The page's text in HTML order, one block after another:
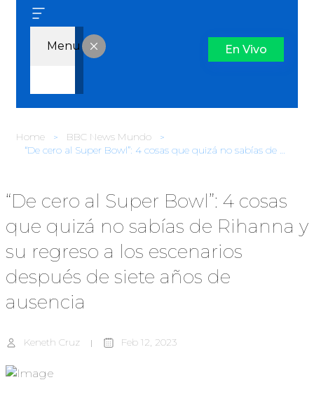
Menu En Vivo
Home
BBC News Mundo
“De cero al Super Bowl”: 4 cosas que quizá no sabías de Rihanna y su regreso a los escenarios después de siete años de ausencia
“De cero al Super Bowl”: 4 cosas
que quizá no sabías de Rihanna y
su regreso a los escenarios
después de siete años de
ausencia
Keneth Cruz Feb 12, 2023